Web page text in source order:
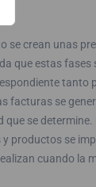
se crean unas
que estas fases
tanto
facturas se
que se
productos se
cuando la